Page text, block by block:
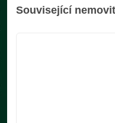
Související